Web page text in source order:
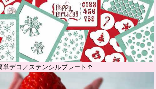
単デコ／ステンシルプレート↑